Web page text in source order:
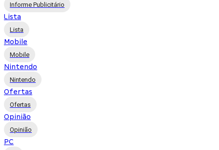
Informe Publicitário
Lista
Lista
Mobile
Mobile
Nintendo
Nintendo
Ofertas
Ofertas
Opinião
Opinião
PC